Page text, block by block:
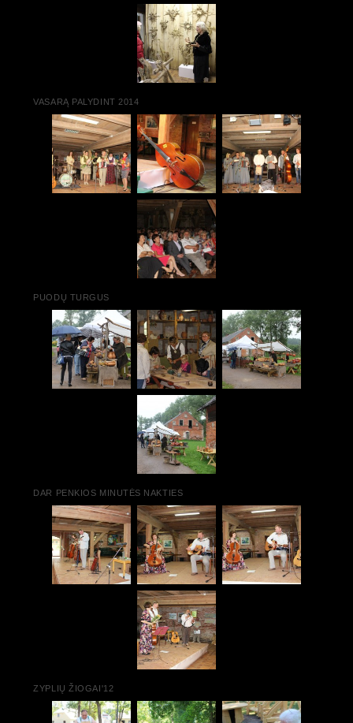
VASARĄ PALYDINT 2014
PUODŲ TURGUS
DAR PENKIOS MINUTĖS NAKTIES
ZYPLIŲ ŽIOGAI'12